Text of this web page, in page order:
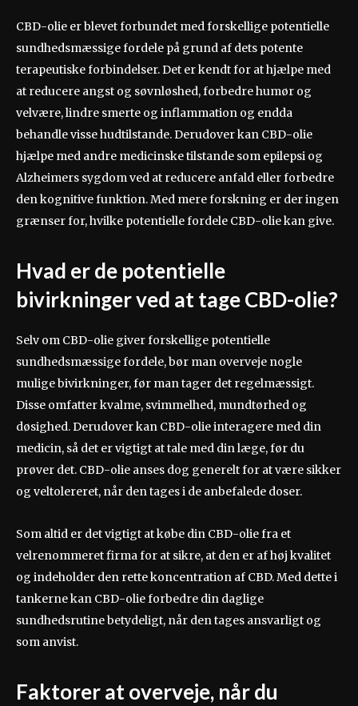
CBD-olie er blevet forbundet med forskellige potentielle
sundhedsmæssige fordele på grund af dets potente
terapeutiske forbindelser. Det er kendt for at hjælpe med
at reducere angst og søvnløshed, forbedre humør og
velvære, lindre smerte og inflammation og endda
behandle visse hudtilstande. Derudover kan CBD-olie
hjælpe med andre medicinske tilstande som epilepsi og
Alzheimers sygdom ved at reducere anfald eller forbedre
den kognitive funktion. Med mere forskning er der ingen
grænser for, hvilke potentielle fordele CBD-olie kan give.
Hvad er de potentielle
bivirkninger ved at tage CBD-olie?
Selv om CBD-olie giver forskellige potentielle
sundhedsmæssige fordele, bør man overveje nogle
mulige bivirkninger, før man tager det regelmæssigt.
Disse omfatter kvalme, svimmelhed, mundtørhed og
døsighed. Derudover kan CBD-olie interagere med din
medicin, så det er vigtigt at tale med din læge, før du
prøver det. CBD-olie anses dog generelt for at være sikker
og veltolereret, når den tages i de anbefalede doser.
Som altid er det vigtigt at købe din CBD-olie fra et
velrenommeret firma for at sikre, at den er af høj kvalitet
og indeholder den rette koncentration af CBD. Med dette i
tankerne kan CBD-olie forbedre din daglige
sundhedsrutine betydeligt, når den tages ansvarligt og
som anvist.
Faktorer at overveje, når du